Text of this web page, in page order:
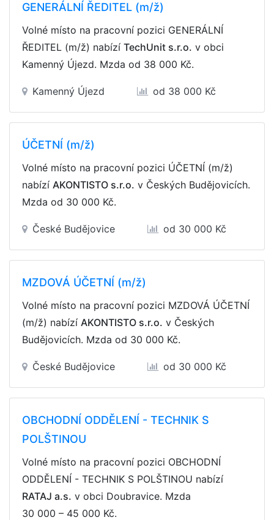
GENERÁLNÍ ŘEDITEL (m/ž)
Volné místo na pracovní pozici GENERÁLNÍ
ŘEDITEL (m/ž) nabízí TechUnit s.r.o. v obci
Kamenný Újezd. Mzda od 38 000 Kč.
Kamenný Újezd od 38 000 Kč
ÚČETNÍ (m/ž)
Volné místo na pracovní pozici ÚČETNÍ (m/ž)
nabízí AKONTISTO s.r.o. v Českých Budějovicích.
Mzda od 30 000 Kč.
České Budějovice od 30 000 Kč
MZDOVÁ ÚČETNÍ (m/ž)
Volné místo na pracovní pozici MZDOVÁ ÚČETNÍ
(m/ž) nabízí AKONTISTO s.r.o. v Českých
Budějovicích. Mzda od 30 000 Kč.
České Budějovice od 30 000 Kč
OBCHODNÍ ODDĚLENÍ - TECHNIK S
POLŠTINOU
Volné místo na pracovní pozici OBCHODNÍ
ODDĚLENÍ - TECHNIK S POLŠTINOU nabízí
RATAJ a.s. v obci Doubravice. Mzda
30 000 – 45 000 Kč.